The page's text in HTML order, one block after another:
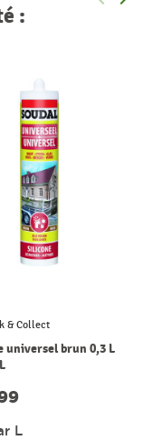
:
& Collect
universel brun 0,3 L
L